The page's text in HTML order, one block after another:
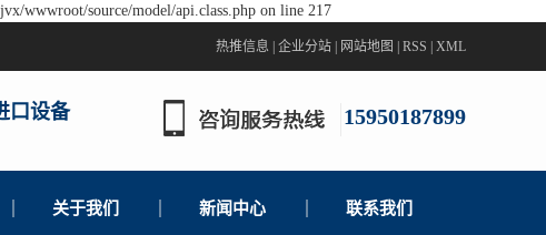
wwwroot/source/model/api.class.php on line 217
热推信息 企业分站 网站地图 RSS XML
口设备 15950187899
关于我们 新闻中心 联系我们